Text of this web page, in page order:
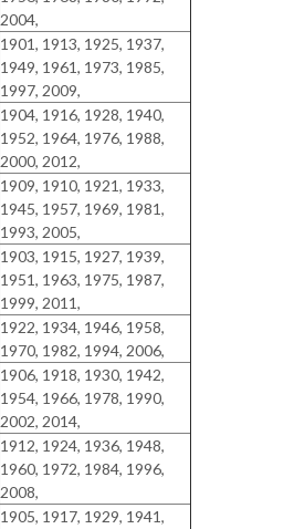
2004,
1901, 1913, 1925, 1937,
1949, 1961, 1973, 1985,
1997, 2009,
1904, 1916, 1928, 1940,
1952, 1964, 1976, 1988,
2000, 2012,
1909, 1910, 1921, 1933,
1945, 1957, 1969, 1981,
1993, 2005,
1903, 1915, 1927, 1939,
1951, 1963, 1975, 1987,
1999, 2011,
1922, 1934, 1946, 1958,
1970, 1982, 1994, 2006,
1906, 1918, 1930, 1942,
1954, 1966, 1978, 1990,
2002, 2014,
1912, 1924, 1936, 1948,
1960, 1972, 1984, 1996,
2008,
1905, 1917, 1929, 1941,